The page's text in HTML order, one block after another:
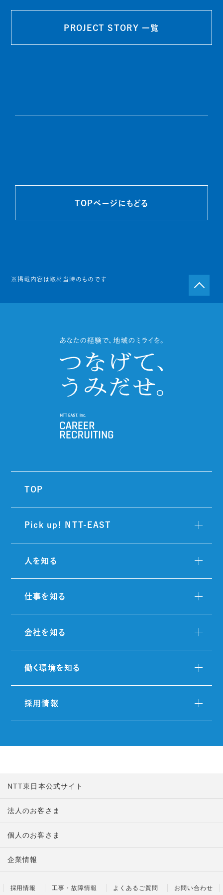
PROJECT STORY 一覧
TOPページにもどる
※掲載内容は取材当時のものです
TOP
Pick up! NTT-EAST
人を知る
仕事を知る
会社を知る
働く環境を知る
採用情報
NTT東日本公式サイト
法人のお客さま
個人のお客さま
企業情報
採用情報 工事・故障情報 よくあるご質問 お問い合わせ